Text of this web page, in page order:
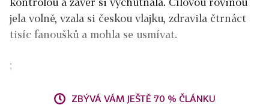
jela volně, vzala si českou vlajku, zdravila čtrnáct
tisíc fanoušků a mohla se usmívat.
;
ZBÝVÁ VÁM JEŠTĚ 70 % ČLÁNKU